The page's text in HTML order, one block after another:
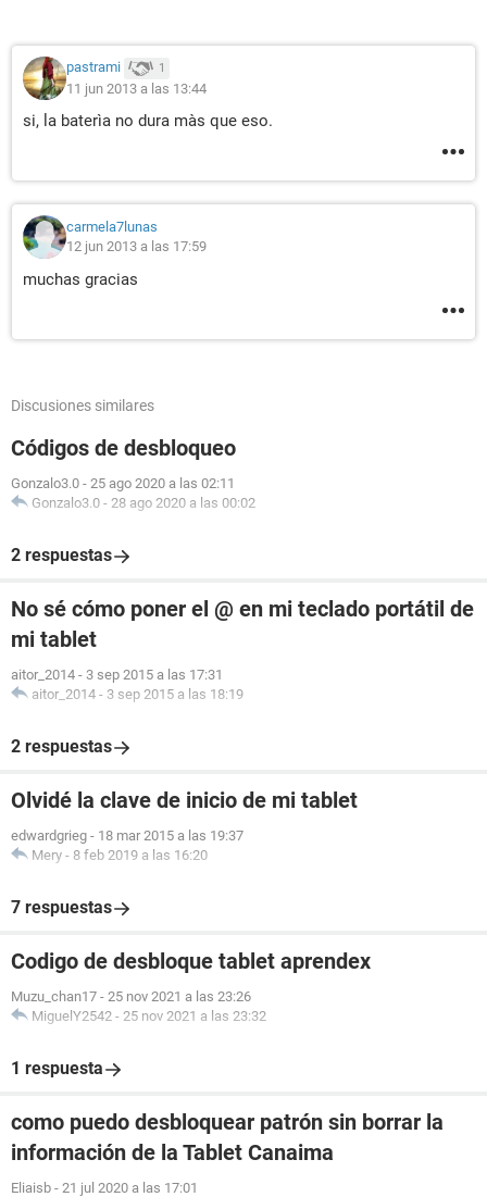
pastrami 1
11 jun 2013 a las 13:44
si, la baterìa no dura màs que eso.
carmela7lunas
12 jun 2013 a las 17:59
muchas gracias
Discusiones similares
Códigos de desbloqueo
Gonzalo3.0 - 25 ago 2020 a las 02:11
Gonzalo3.0 - 28 ago 2020 a las 00:02
2 respuestas
No sé cómo poner el @ en mi teclado portátil de
mi tablet
aitor_2014 - 3 sep 2015 a las 17:31
aitor_2014 - 3 sep 2015 a las 18:19
2 respuestas
Olvidé la clave de inicio de mi tablet
edwardgrieg - 18 mar 2015 a las 19:37
Mery - 8 feb 2019 a las 16:20
7 respuestas
Codigo de desbloque tablet aprendex
Muzu_chan17 - 25 nov 2021 a las 23:26
MiguelY2542 - 25 nov 2021 a las 23:32
1 respuesta
como puedo desbloquear patrón sin borrar la
información de la Tablet Canaima
Eliaisb - 21 jul 2020 a las 17:01